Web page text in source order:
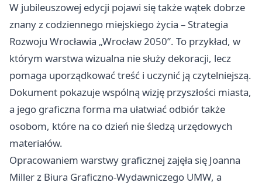
W jubileuszowej edycji pojawi się także wątek dobrze
znany z codziennego miejskiego życia – Strategia
Rozwoju Wrocławia „Wrocław 2050”. To przykład, w
którym warstwa wizualna nie służy dekoracji, lecz
pomaga uporządkować treść i uczynić ją czytelniejszą.
Dokument pokazuje wspólną wizję przyszłości miasta,
a jego graficzna forma ma ułatwiać odbiór także
osobom, które na co dzień nie śledzą urzędowych
materiałów.
Opracowaniem warstwy graficznej zajęła się Joanna
Miller z Biura Graficzno-Wydawniczego UMW, a